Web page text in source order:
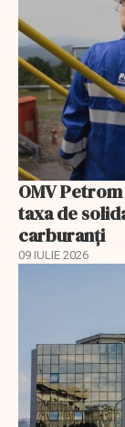
OMV
taxa de
carburanți
09 IULIE 2026